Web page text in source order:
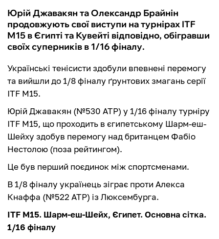
Юрій Джавакян та Олександр Брайнін
продовжують свої виступи на турнірах ITF
M15 в Єгипті та Кувейті відповідно, обігравши
своїх суперників в 1/16 фіналу.
Українські тенісисти здобули впевнені перемогу
та вийшли до 1/8 фіналу ґрунтових змагань серії
ITF M15.
Юрій Джавакян (№530 ATP) у 1/16 фіналу турніру
ITF M15, що проходить в єгипетському Шарм-еш-
Шейху здобув перемогу над британцем Фабіо
Нестолою (поза рейтингом).
Це був перший поєдинок між спортсменами.
В 1/8 фіналу українець зіграє проти Алекса
Кнаффа (№522 ATP) із Люксембурга.
ITF M15. Шарм-еш-Шейх, Єгипет. Основна сітка.
1/16 фіналу